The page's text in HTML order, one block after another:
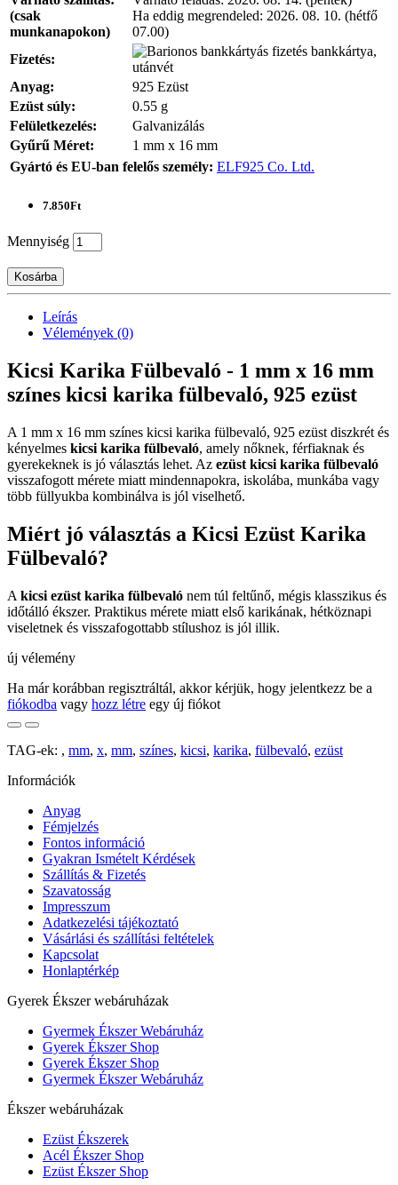
(csak
munkanapokon)
Ha eddig megrendeled: 2026. 08. 10. (hétfő
07.00)
Fizetés:
bankkártya,
utánvét
Anyag:
925 Ezüst
Ezüst súly:
0.55 g
Felületkezelés:
Galvanizálás
Gyűrű Méret:
1 mm x 16 mm
Gyártó és EU-ban felelős személy: ELF925 Co. Ltd.
7.850Ft
Mennyiség
Kosárba
Leírás
Vélemények (0)
Kicsi Karika Fülbevaló - 1 mm x 16 mm
színes kicsi karika fülbevaló, 925 ezüst
A 1 mm x 16 mm színes kicsi karika fülbevaló, 925 ezüst diszkrét és
kényelmes kicsi karika fülbevaló, amely nőknek, férfiaknak és
gyerekeknek is jó választás lehet. Az ezüst kicsi karika fülbevaló
visszafogott mérete miatt mindennapokra, iskolába, munkába vagy
több füllyukba kombinálva is jól viselhető.
Miért jó választás a Kicsi Ezüst Karika
Fülbevaló?
A kicsi ezüst karika fülbevaló nem túl feltűnő, mégis klasszikus és
időtálló ékszer. Praktikus mérete miatt első karikának, hétköznapi
viseletnek és visszafogottabb stílushoz is jól illik.
új vélemény
Ha már korábban regisztráltál, akkor kérjük, hogy jelentkezz be a
fiókodba vagy hozz létre egy új fiókot
TAG-ek: , mm, x, mm, színes, kicsi, karika, fülbevaló, ezüst
Információk
Anyag
Fémjelzés
Fontos információ
Gyakran Ismételt Kérdések
Szállítás & Fizetés
Szavatosság
Impresszum
Adatkezelési tájékoztató
Vásárlási és szállítási feltételek
Kapcsolat
Honlaptérkép
Gyerek Ékszer webáruházak
Gyermek Ékszer Webáruház
Gyerek Ékszer Shop
Gyerek Ékszer Shop
Gyermek Ékszer Webáruház
Ékszer webáruházak
Ezüst Ékszerek
Acél Ékszer Shop
Ezüst Ékszer Shop